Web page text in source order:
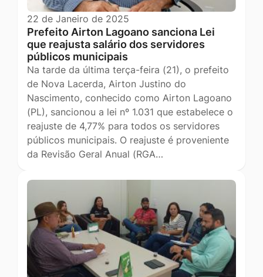
22 de Janeiro de 2025
Prefeito Airton Lagoano sanciona Lei
que reajusta salário dos servidores
públicos municipais
Na tarde da última terça-feira (21), o prefeito
de Nova Lacerda, Airton Justino do
Nascimento, conhecido como Airton Lagoano
(PL), sancionou a lei nº 1.031 que estabelece o
reajuste de 4,77% para todos os servidores
públicos municipais. O reajuste é proveniente
da Revisão Geral Anual (RGA…